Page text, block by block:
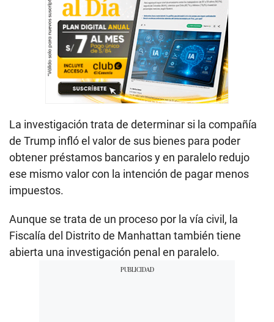
La investigación trata de determinar si la compañía
de Trump infló el valor de sus bienes para poder
obtener préstamos bancarios y en paralelo redujo
ese mismo valor con la intención de pagar menos
impuestos.
Aunque se trata de un proceso por la vía civil, la
Fiscalía del Distrito de Manhattan también tiene
abierta una investigación penal en paralelo.